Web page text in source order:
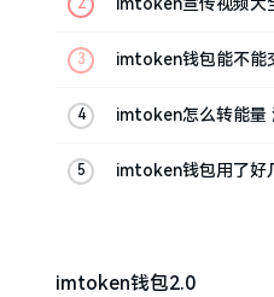
imtoken宣传视频大
imtoken钱包能不能
imtoken怎么转能量
imtoken钱包用了好
imtoken钱包2.0